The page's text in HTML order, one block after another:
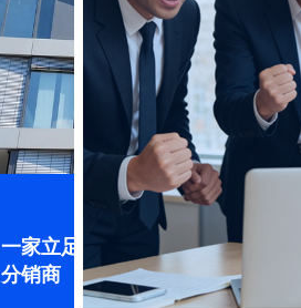
一家立足全球的混合
分销商